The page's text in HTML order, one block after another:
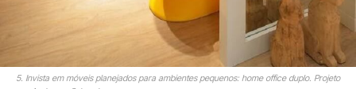
5. Invista em móveis planejados para ambientes pequenos: home office duplo. Projeto